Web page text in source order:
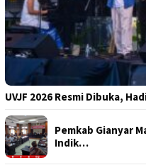
UVJF 2026 Resmi Dibuka,
Pemkab Gianyar
Indik…